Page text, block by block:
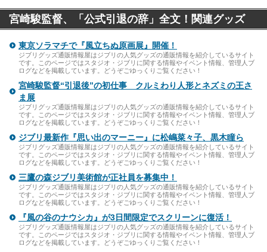
宮崎駿監督、「公式引退の辞」全文！関連グッズ
東京ソラマチで『風立ちぬ原画展』開催！
ジブリグッズ通販情報屋はジブリの人気グッズの通販情報を紹介しているサイト
です。このページではスタジオ・ジブリに関する情報やイベント情報、管理人ブ
ログなどを掲載しています。どうぞごゆっくりご覧ください！
宮崎駿監督“引退後”の初仕事 クルミわり人形とネズミの王さ
ま展
ジブリグッズ通販情報屋はジブリの人気グッズの通販情報を紹介しているサイト
です。このページではスタジオ・ジブリに関する情報やイベント情報、管理人ブ
ログなどを掲載しています。どうぞごゆっくりご覧ください！
ジブリ最新作『思い出のマーニー』に松嶋菜々子、黒木瞳ら
ジブリグッズ通販情報屋はジブリの人気グッズの通販情報を紹介しているサイト
です。このページではスタジオ・ジブリに関する情報やイベント情報、管理人ブ
ログなどを掲載しています。どうぞごゆっくりご覧ください！
三鷹の森ジブリ美術館が正社員を募集中！
ジブリグッズ通販情報屋はジブリの人気グッズの通販情報を紹介しているサイト
です。このページではスタジオ・ジブリに関する情報やイベント情報、管理人ブ
ログなどを掲載しています。どうぞごゆっくりご覧ください！
『風の谷のナウシカ』が3日間限定でスクリーンに復活！
ジブリグッズ通販情報屋はジブリの人気グッズの通販情報を紹介しているサイト
です。このページではスタジオ・ジブリに関する情報やイベント情報、管理人ブ
ログなどを掲載しています。どうぞごゆっくりご覧ください！